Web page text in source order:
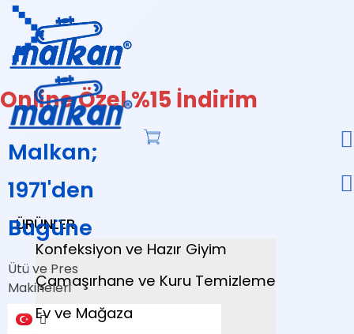
Online Özel %15 İndirim
ÜRÜNLER
Konfeksiyon ve Hazır Giyim
Çamaşırhane ve Kuru Temizleme
Ev ve Mağaza
Malkan;
1971'den
Bugüne
Ütü ve Pres
Makineleri